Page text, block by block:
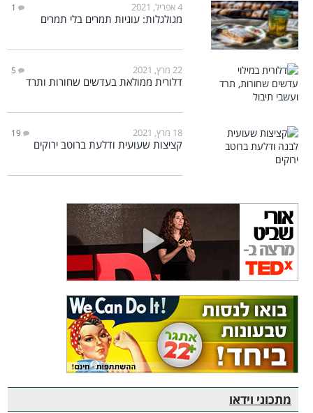
4 אפריל, 2021 1
מגולגלות: עוגיות תמרים בלי תמרים
22 מרץ, 2021 5
דלורית ממולאת בעדשים שחורות ותרד
18 מרץ, 2021 19
קציצות שעועית ודלעת ברוטב ירוקים
מתכוני וידאו